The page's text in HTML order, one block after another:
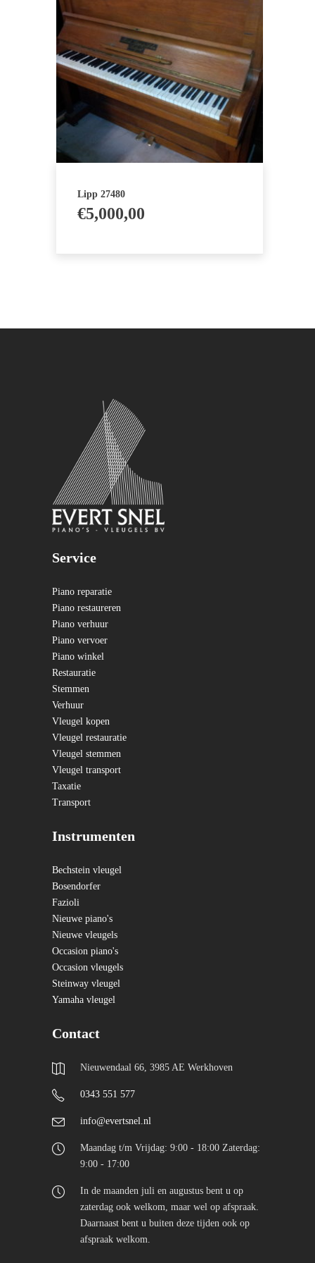
Lipp 27480
€5,000,00
Service
Piano reparatie
Piano restaureren
Piano verhuur
Piano vervoer
Piano winkel
Restauratie
Stemmen
Verhuur
Vleugel kopen
Vleugel restauratie
Vleugel stemmen
Vleugel transport
Taxatie
Transport
Instrumenten
Bechstein vleugel
Bosendorfer
Fazioli
Nieuwe piano's
Nieuwe vleugels
Occasion piano's
Occasion vleugels
Steinway vleugel
Yamaha vleugel
Contact
Nieuwendaal 66, 3985 AE Werkhoven
0343 551 577
info@evertsnel.nl
Maandag t/m Vrijdag: 9:00 - 18:00 Zaterdag:
9:00 - 17:00
In de maanden juli en augustus bent u op
zaterdag ook welkom, maar wel op afspraak.
Daarnaast bent u buiten deze tijden ook op
afspraak welkom.